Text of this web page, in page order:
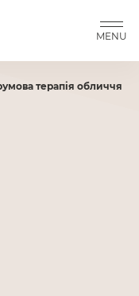
MENU
терапія обличчя